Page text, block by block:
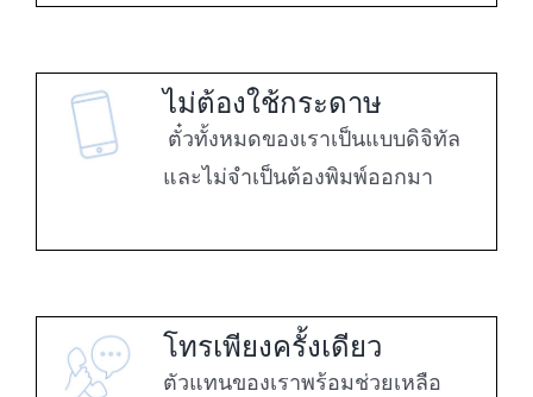
ไม่ต้องใช้กระดาษ
ตั๋วทั้งหมดของเราเป็นแบบดิจิทัล
และไม่จำเป็นต้องพิมพ์ออกมา
โทรเพียงครั้งเดียว
ตัวแทนของเราพร้อมช่วยเหลือ